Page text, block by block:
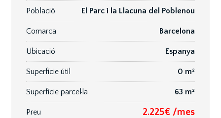
Població El Parc i la Llacuna del Poblenou
Comarca Barcelona
Ubicació Espanya
Superfície útil 0 m²
Superfície parcel·la 63 m²
Preu 2.225€ /mes